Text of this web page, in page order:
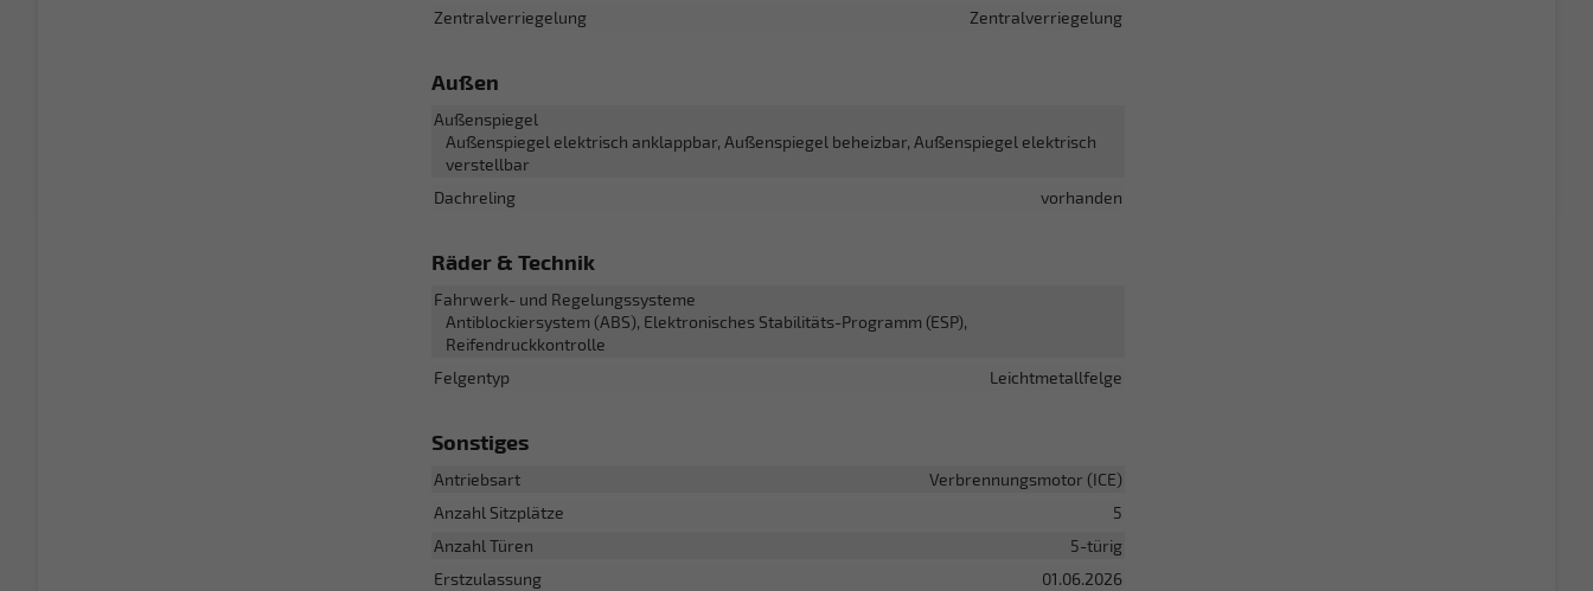
Zentralverriegelung
Zentralverriegelung
Außen
Außenspiegel
Außenspiegel elektrisch anklappbar, Außenspiegel beheizbar, Außenspiegel elektrisch
verstellbar
Dachreling
vorhanden
Räder & Technik
Fahrwerk- und Regelungssysteme
Antiblockiersystem (ABS), Elektronisches Stabilitäts-Programm (ESP),
Reifendruckkontrolle
Felgentyp
Leichtmetallfelge
Sonstiges
Antriebsart
Verbrennungsmotor (ICE)
Anzahl Sitzplätze
5
Anzahl Türen
5-türig
Erstzulassung
01.06.2026